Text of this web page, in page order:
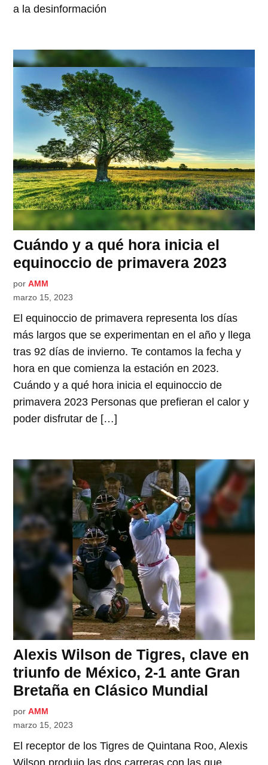
a la desinformación
Cuándo y a qué hora inicia el
equinoccio de primavera 2023
por AMM
marzo 15, 2023
El equinoccio de primavera representa los días
más largos que se experimentan en el año y llega
tras 92 días de invierno. Te contamos la fecha y
hora en que comienza la estación en 2023.
Cuándo y a qué hora inicia el equinoccio de
primavera 2023 Personas que prefieran el calor y
poder disfrutar de […]
Alexis Wilson de Tigres, clave en
triunfo de México, 2-1 ante Gran
Bretaña en Clásico Mundial
por AMM
marzo 15, 2023
El receptor de los Tigres de Quintana Roo, Alexis